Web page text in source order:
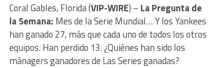
Coral Gables, Florida (VIP-WIRE) – La Pregunta de
la Semana: Mes de la Serie Mundial… Y los Yankees
han ganado 27, más que cada uno de todos los otros
equipos. Han perdido 13. ¿Quiénes han sido los
mánagers ganadores de Las Series ganadas?